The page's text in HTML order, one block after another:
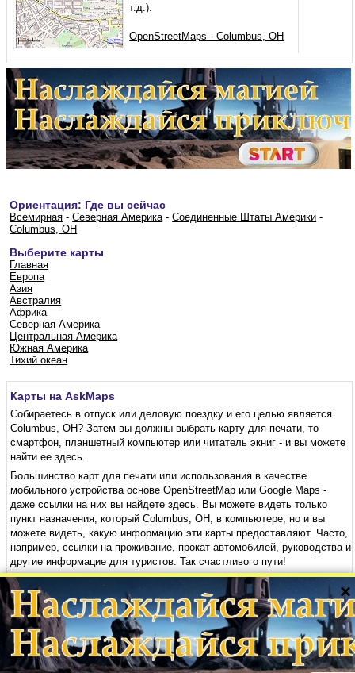
т.д.).
OpenStreetMaps - Columbus, OH
Ориентация: Где вы сейчас
Всемирная -Северная Америка-Соединенные Штаты Америки -
Columbus, OH
Выберите карты
Главная
Европа
Азия
Австралия
Африка
Северная Америка
Центральная Америка
Южная Америка
Тихий океан
Карты на AskMaps
Собираетесь в отпуск или деловую поездку и его целью является
Columbus, OH? Затем вы должны выбрать карту для печати, то
смартфон, планшетный компьютер или читатель экниг - и вы можете
найти ее здесь.
Большинство карт для печати или использования в качестве
мобильного устройства основе OpenStreetMap или Google Maps -
даже ссылки на них вы найдете здесь. Вы можете видеть только
пункт назначения, который Columbus, OH, в компьютере, но и вы
можете видеть, какую информацию эти карты предоставляют. Часто,
например, ссылки на проживание, прокат автомобилей, руководства и
другие информацие для туристов. Так счастливого пути!
×